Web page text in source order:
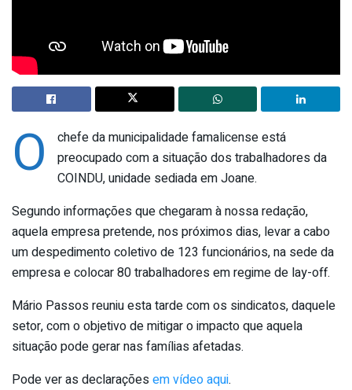
O
chefe da municipalidade famalicense está
preocupado com a situação dos trabalhadores da
COINDU, unidade sediada em Joane.
Segundo informações que chegaram à nossa redação,
aquela empresa pretende, nos próximos dias, levar a cabo
um despedimento coletivo de 123 funcionários, na sede da
empresa e colocar 80 trabalhadores em regime de lay-off.
Mário Passos reuniu esta tarde com os sindicatos, daquele
setor, com o objetivo de mitigar o impacto que aquela
situação pode gerar nas famílias afetadas.
Pode ver as declaraçõesem vídeo aqui.